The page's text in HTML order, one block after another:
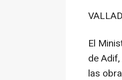
El
de
las